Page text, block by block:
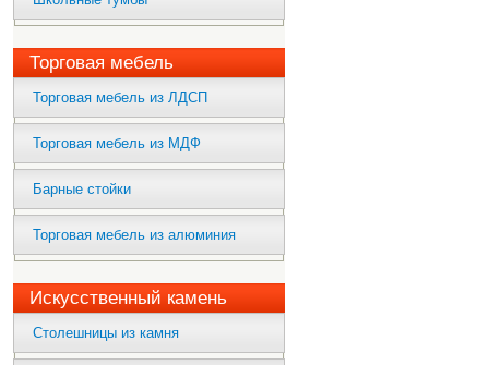
Торговая мебель
Торговая мебель из ЛДСП
Торговая мебель из МДФ
Барные стойки
Торговая мебель из алюминия
Искусственный камень
Столешницы из камня